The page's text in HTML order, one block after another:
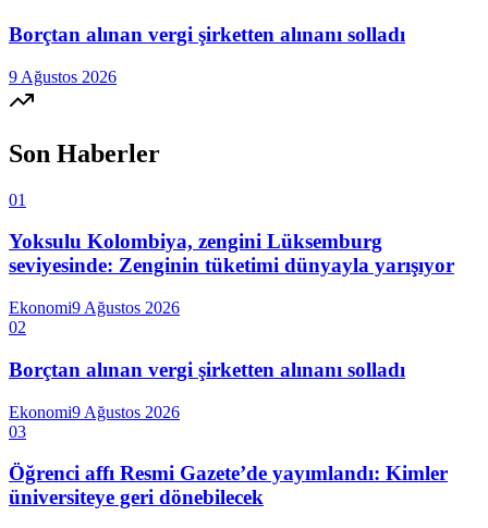
Borçtan alınan vergi şirketten alınanı solladı
9 Ağustos 2026
Son Haberler
01
Yoksulu Kolombiya, zengini Lüksemburg
seviyesinde: Zenginin tüketimi dünyayla yarışıyor
Ekonomi9 Ağustos 2026
02
Borçtan alınan vergi şirketten alınanı solladı
Ekonomi9 Ağustos 2026
03
Öğrenci affı Resmi Gazete’de yayımlandı: Kimler
üniversiteye geri dönebilecek